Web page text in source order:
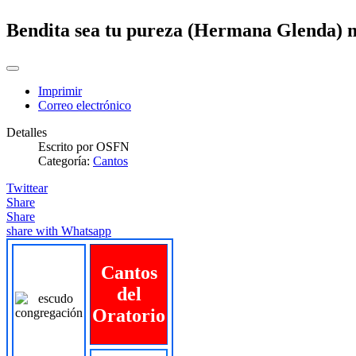
Bendita sea tu pureza (Hermana Glenda)
Imprimir
Correo electrónico
Detalles
Escrito porOSFN
Categoría: Cantos
Twittear
Share
Share
share with Whatsapp
Cantos
del
Oratorio